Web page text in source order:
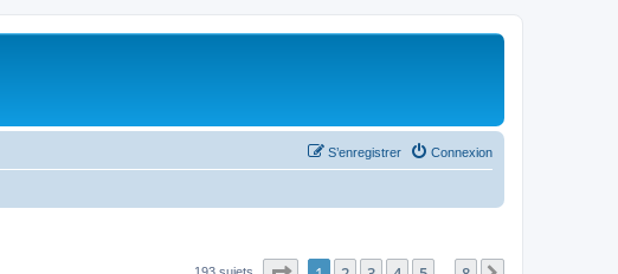
Connexion
S’enregistrer
193 sujets